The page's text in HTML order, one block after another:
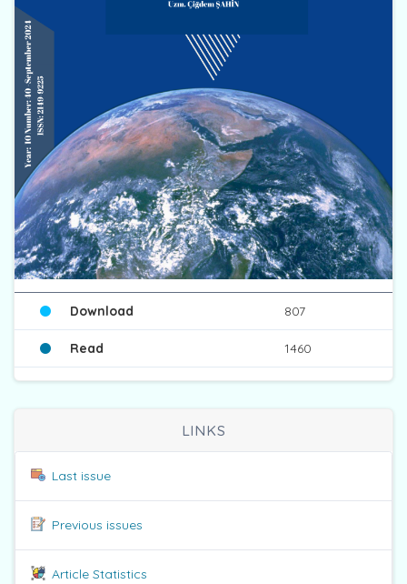
Download 807
Read 1460
LINKS
Last issue
Previous issues
Article Statistics